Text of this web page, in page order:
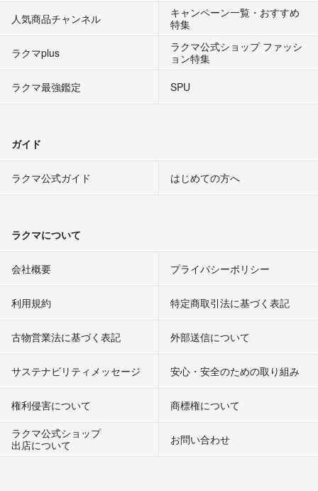
人気商品チャンネル
キャンペーン一覧・おすすめ
特集
ラクマplus
ラクマ公式ショップ ファッシ
ョン特集
ラクマ最強鑑定
SPU
ガイド
ラクマ公式ガイド はじめての方へ
ラクマについて
会社概要 プライバシーポリシー
利用規約 特定商取引法に基づく表記
古物営業法に基づく表記 外部送信について
サステナビリティメッセージ 安心・安全のための取り組み
権利侵害について
商標権について
ラクマ公式ショップ
出店について
お問い合わせ